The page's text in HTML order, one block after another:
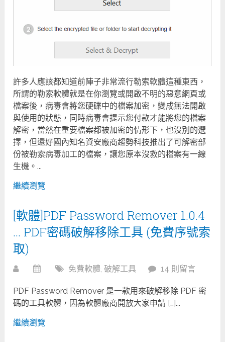
許多人應該都知道前陣子非常流行勒索軟體這種東西，
所謂的勒索軟體就是在你瀏覽或開啟不明的惡意網頁或
檔案後，病毒會將您硬碟中的檔案加密，變成無法開啟
與使用的狀態，同時病毒會提示您付款才能將您的檔案
解密，當然在重要檔案都被加密的情形下，也沒別的選
擇，但還好國內知名資安廠商趨勢科技推出了可解密部
份被勒索病毒加工的檔案，讓您原本沒救的檔案有一線
生機。...
繼續瀏覽
[軟體]PDF Password Remover 1.0.4
… PDF密碼破解移除工具 (免費序號索
取)
免費軟體 ,破解工具 14 則留言
PDF Password Remover 是一款用來破解移除 PDF 密
碼的工具軟體，因為軟體廠商開放大家申請 […]...
繼續瀏覽